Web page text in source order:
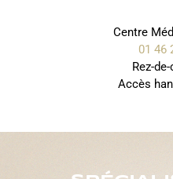
Centre
01 46
Rez-
Accès